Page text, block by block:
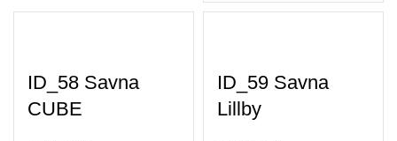
ID_58 Savna
CUBE
ID_59 Savna
Lillby